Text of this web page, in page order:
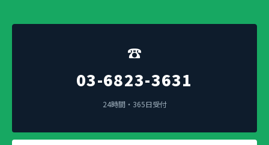
☎
03-6823-3631
24時間・365日受付